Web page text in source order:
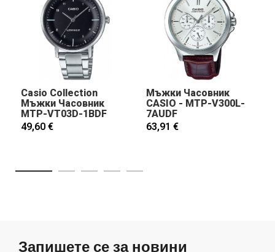
Casio Collection
Мъжки Часовник
MTP-VT03D-1BDF
49,60 €
Мъжки Часовник
CASIO - MTP-V300L-
7AUDF
63,91 €
Запишете се за новини